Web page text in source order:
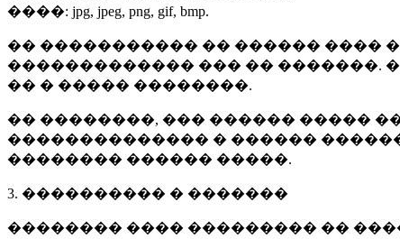
����: jpg, jpeg, png, gif, bmp.
�� ����������� �� ������ ����
������������� ��� �� �������.
�� � ����� ��������.
�� ��������, ��� ������ �����
�������������� � ������
�������� ������ �����.
3. ���������� � �������
�������� ���� ��������� ��